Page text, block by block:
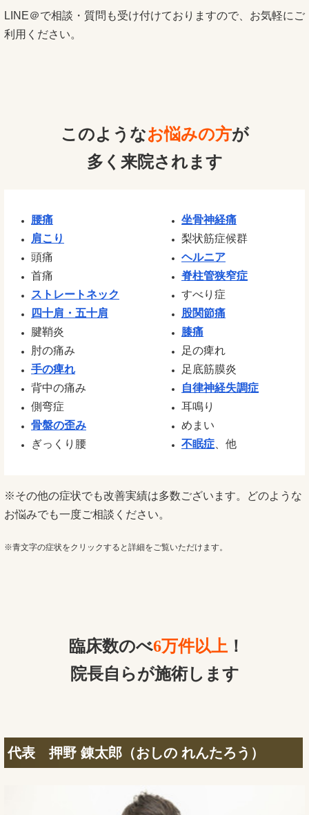
LINE＠で相談・質問も受け付けておりますので、お気軽にご
利用ください。
このようなお悩みの方が
多く来院されます
腰痛
肩こり
頭痛
首痛
ストレートネック
四十肩・五十肩
腱鞘炎
肘の痛み
手の痺れ
背中の痛み
側弯症
骨盤の歪み
ぎっくり腰
坐骨神経痛
梨状筋症候群
ヘルニア
脊柱管狭窄症
すべり症
股関節痛
膝痛
足の痺れ
足底筋膜炎
自律神経失調症
耳鳴り
めまい
不眠症 、他
※その他の症状でも改善実績は多数ございます。どのような
お悩みでも一度ご相談ください。
※青文字の症状をクリックすると詳細をご覧いただけます。
臨床数のべ6万件以上 ！
院長自らが施術します
代表 押野 錬太郎（おしの れんたろう）